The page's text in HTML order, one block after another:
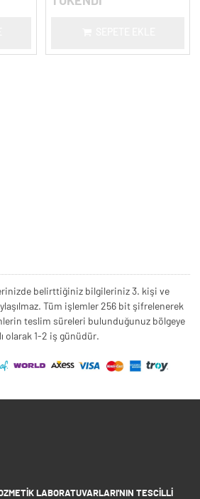
belirttiğiniz bilgileriniz 3. kişi ve
Tüm işlemler 256 bit şifrelenerek
teslim süreleri bulunduğunuz bölgeye
olarak 1-2 iş günüdür.
LABORATUVARLARI'NIN TESCILLI